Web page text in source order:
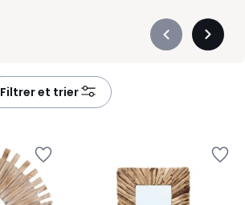
Précédent
Filtrer et trier